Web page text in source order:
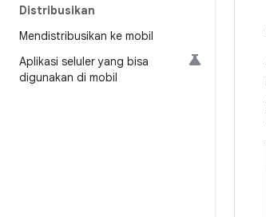
Distribusikan
Mendistribusikan ke mobil
Aplikasi seluler yang bisa
digunakan di mobil